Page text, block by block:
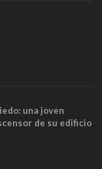
una joven
de su edificio
minutos